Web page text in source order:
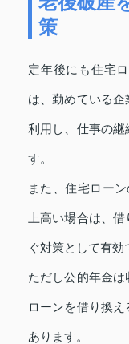
策
定年後にも住宅
は、勤めている
利用し、仕事の継
す。
また、住宅ロー
上高い場合は、
ぐ対策として有効
ただし公的年金
ローンを借り換
あります。